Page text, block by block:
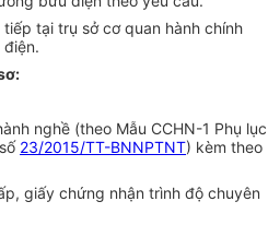
tiếp tại trụ sở cơ quan hành chính
nghề (theo Mẫu CCHN-1 Phụ lục
23/2015/TT-BNNPTNT) kèm theo
giấy chứng nhận trình độ chuyên